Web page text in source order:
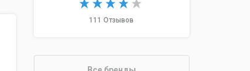
111 Отзывов